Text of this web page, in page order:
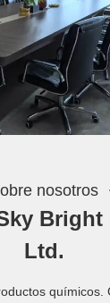
nosotros
Bright
Ltd.
químicos.